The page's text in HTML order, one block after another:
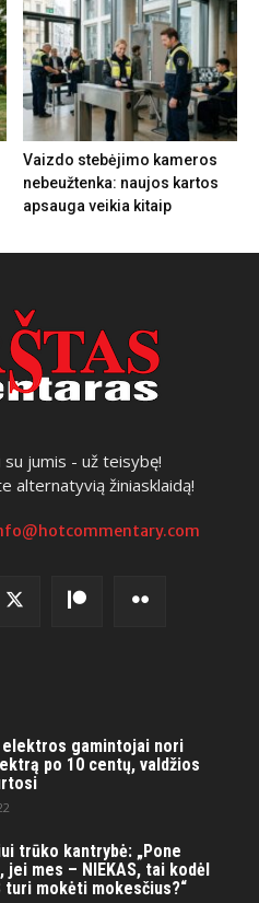
Vaizdo stebėjimo kameros
nebeužtenka: naujos kartos
apsauga veikia kitaip
jumis - už teisybę!
alternatyvią žiniasklaidą!
elektros gamintojai nori
po 10 centų, valdžios
trūko kantrybė: „Pone
mes – NIEKAS, tai kodėl
turi mokėti mokesčius?“